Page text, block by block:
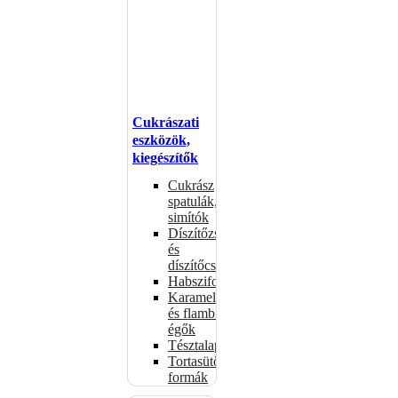
Cukrászati
eszközök,
kiegészítők
Cukrász
spatulák,
simítók
Díszítőzsákok
és
díszítőcsövek
Habszifonok
Karamellizáló
és flambírozó
égők
Tésztalapok
Tortasütő
formák